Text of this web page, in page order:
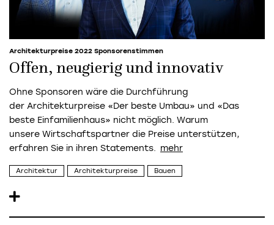
Architekturpreise 2022 Sponsorenstimmen
Offen, neugierig und innovativ
Ohne Sponsoren wäre die Durchführung
der Architekturpreise «Der beste Umbau» und «Das
beste Einfamilienhaus» nicht möglich. Warum
unsere Wirtschaftspartner die Preise unterstützen,
erfahren Sie in ihren Statements.
Architektur Architekturpreise Bauen